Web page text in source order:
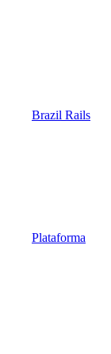
Brazil Rails
Plataforma